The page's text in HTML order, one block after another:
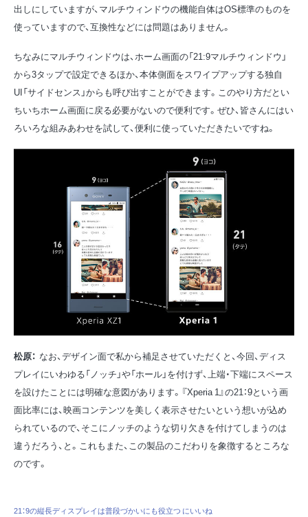
出しにしていますが、マルチウィンドウの機能自体はOS標準のものを
使っていますので、互換性などには問題はありません。
ちなみにマルチウィンドウは、ホーム画面の「21:9マルチウィンドウ」
から3タップで設定できるほか、本体側面をスワイプアップする独自
UI「サイドセンス」からも呼び出すことができます。このやり方だとい
ちいちホーム画面に戻る必要がないので便利です。ぜひ、皆さんにはい
ろいろな組みあわせを試して、便利に使っていただきたいですね。
松原： なお、デザイン面で私から補足させていただくと、今回、ディス
プレイにいわゆる「ノッチ」や「ホール」を付けず、上端・下端にスペース
を設けたことには明確な意図があります。『Xperia 1』の21：9という画
面比率には、映画コンテンツを美しく表示させたいという想いが込め
られているので、そこにノッチのような切り欠きを付けてしまうのは
違うだろう、と。これもまた、この製品のこだわりを象徴するところな
のです。
21：9の縦長ディスプレイは普段づかいにも役立つ にいいね